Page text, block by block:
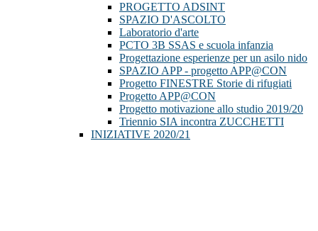
PROGETTO ADSINT
SPAZIO D'ASCOLTO
Laboratorio d'arte
PCTO 3B SSAS e scuola infanzia
Progettazione esperienze per un asilo nido
SPAZIO APP - progetto APP@CON
Progetto FINESTRE Storie di rifugiati
Progetto APP@CON
Progetto motivazione allo studio 2019/20
Triennio SIA incontra ZUCCHETTI
INIZIATIVE 2020/21